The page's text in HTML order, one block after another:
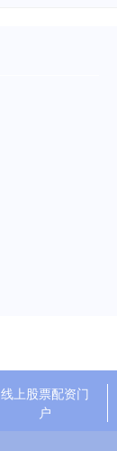
线上股票配资门
户